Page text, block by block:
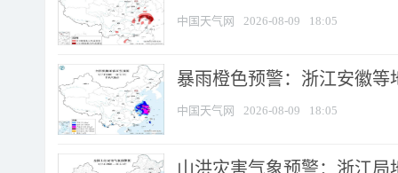
中国天气网 2026-08-09 18:05
暴雨橙色预警：浙江安徽等
中国天气网 2026-08-09 18:05
山洪灾害气象预警：浙江